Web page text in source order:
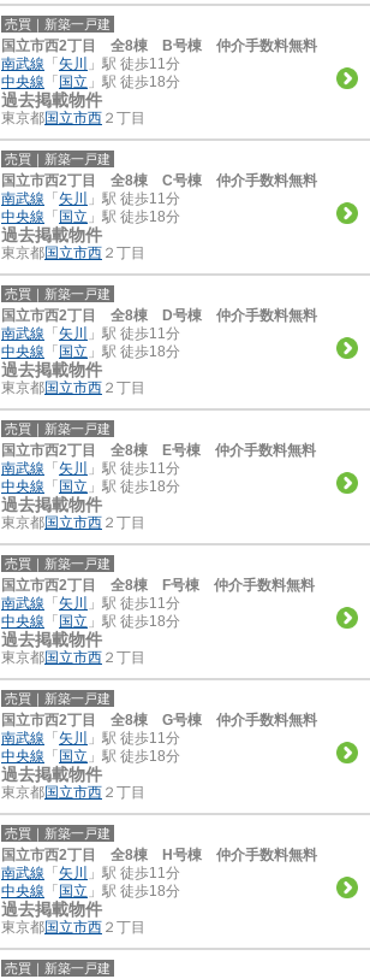
売買｜新築一戸建
国立市西2丁目 全8棟 B号棟 仲介手数料無料
南武線 「 矢川
」駅 徒歩11分
中央線 「 国立 」駅 徒歩18分
過去掲載物件
東京都国立市西 ２丁目
売買｜新築一戸建
国立市西2丁目 全8棟 C号棟 仲介手数料無料
南武線 「 矢川
」駅 徒歩11分
中央線 「 国立 」駅 徒歩18分
過去掲載物件
東京都国立市西 ２丁目
売買｜新築一戸建
国立市西2丁目 全8棟 D号棟 仲介手数料無料
南武線 「 矢川
」駅 徒歩11分
中央線 「 国立 」駅 徒歩18分
過去掲載物件
東京都国立市西 ２丁目
売買｜新築一戸建
国立市西2丁目 全8棟 E号棟 仲介手数料無料
南武線 「 矢川
」駅 徒歩11分
中央線 「 国立 」駅 徒歩18分
過去掲載物件
東京都国立市西 ２丁目
売買｜新築一戸建
国立市西2丁目 全8棟 F号棟 仲介手数料無料
南武線 「 矢川
」駅 徒歩11分
中央線 「 国立 」駅 徒歩18分
過去掲載物件
東京都国立市西 ２丁目
売買｜新築一戸建
国立市西2丁目 全8棟 G号棟 仲介手数料無料
南武線 「 矢川
」駅 徒歩11分
中央線 「 国立 」駅 徒歩18分
過去掲載物件
東京都国立市西 ２丁目
売買｜新築一戸建
国立市西2丁目 全8棟 H号棟 仲介手数料無料
南武線 「 矢川
」駅 徒歩11分
中央線 「 国立 」駅 徒歩18分
過去掲載物件
東京都国立市西 ２丁目
売買｜新築一戸建